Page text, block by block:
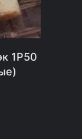
1Р50